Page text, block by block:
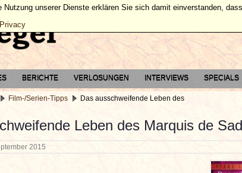
BERICHTE VERLOSUNGEN INTERVIEWS SPECIALS
Film-/Serien-Tipps
Das ausschweifende Leben des
Leben des Marquis de
2015
unserer Dienste erklären Sie sich damit einverstanden,